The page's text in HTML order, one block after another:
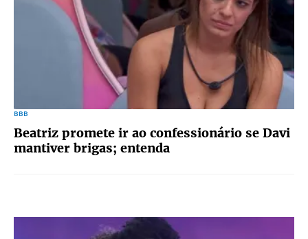
BBB
Beatriz promete ir ao confessionário se Davi
mantiver brigas; entenda